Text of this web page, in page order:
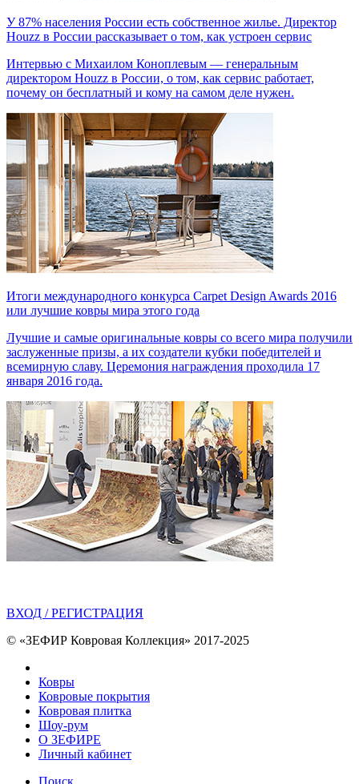
У 87% населения России есть собственное жилье. Директор
Houzz в России рассказывает о том, как устроен сервис
Интервью с Михаилом Коноплевым — генеральным
директором Houzz в России, о том, как сервис работает,
почему он бесплатный и кому на самом деле нужен.
Итоги международного конкурса Carpet Design Awards 2016
или лучшие ковры мира этого года
Лучшие и самые оригинальные ковры со всего мира получили
заслуженные призы, а их создатели кубки победителей и
всемирную славу. Церемония награждения проходила 17
января 2016 года.
ВХОД / РЕГИСТРАЦИЯ
© «ЗЕФИР Ковровая Коллекция» 2017-2025
Ковры
Ковровые покрытия
Ковровая плитка
Шоу-рум
О ЗЕФИРЕ
Личный кабинет
Поиск